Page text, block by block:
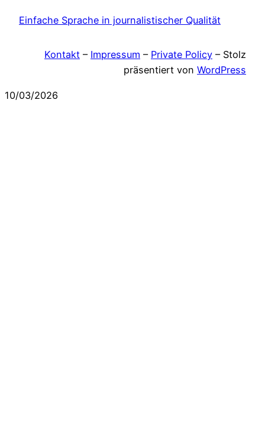
Einfache Sprache in journalistischer Qualität
Kontakt – Impressum – Private Policy – Stolz
präsentiert von WordPress
10/03/2026